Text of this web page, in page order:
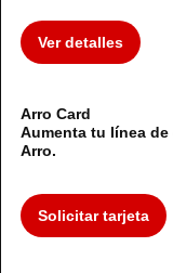
Ver detalles
Arro Card
Aumenta tu línea
Arro.
Solicitar tarjeta